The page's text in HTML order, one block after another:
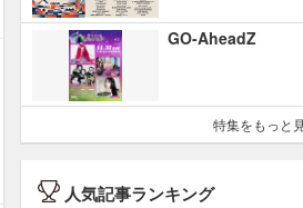
GO-AheadZ
特集をもっと
人気記事ランキング